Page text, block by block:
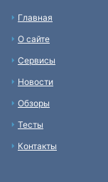
Главная
О сайте
Сервисы
Новости
Обзоры
Тесты
Контакты